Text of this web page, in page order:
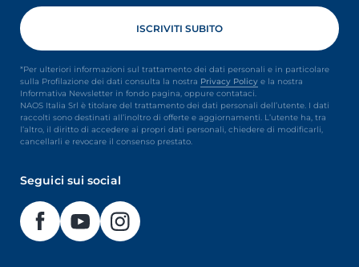
*Per ulteriori informazioni sul trattamento dei dati personali e in particolare
sulla Profilazione dei dati consulta la nostra Privacy Policy e la nostra
Informativa Newsletter in fondo pagina, oppure contataci.
NAOS Italia Srl è titolare del trattamento dei dati personali dell’utente. I dati
raccolti sono destinati all’inoltro di offerte e aggiornamenti. L’utente ha, tra
l’altro, il diritto di accedere ai propri dati personali, chiedere di modificarli,
cancellarli e revocare il consenso prestato.
Seguici sui social